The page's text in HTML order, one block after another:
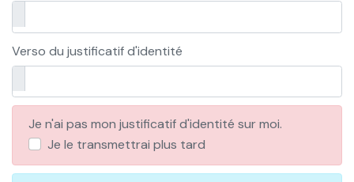
Verso du justificatif d'identité
Je n'ai pas mon justificatif d'identité sur moi.
Je le transmettrai plus tard